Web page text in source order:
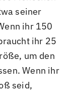
seiner
ihr 150
ihr 25
um den
Wenn ihr
seid,